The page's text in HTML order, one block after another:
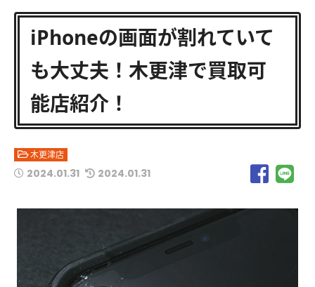
iPhoneの画面が割れていて
も大丈夫！木更津で買取可
能店紹介！
木更津店
2024.01.31 2024.01.31